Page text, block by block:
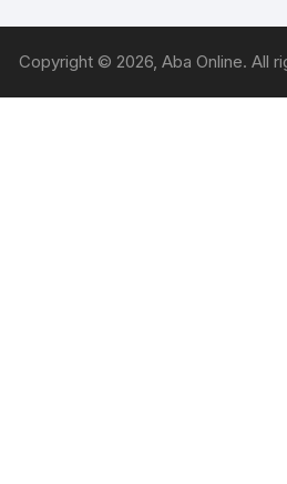
Copyright © 2026, Aba Online. All